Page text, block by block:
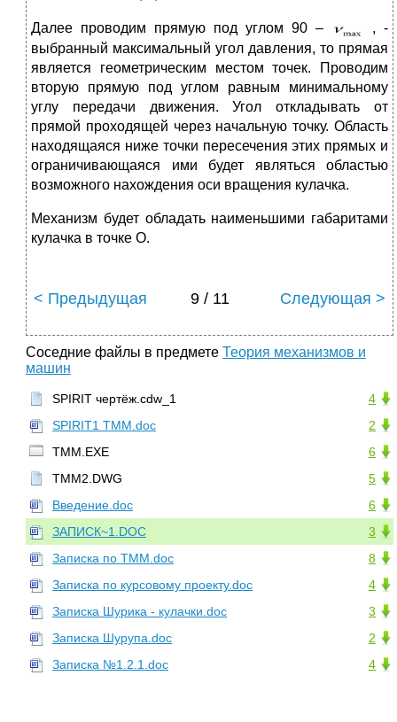
Далее проводим прямую под углом 90 –
, -
выбранный максимальный угол давления, то прямая
является геометрическим местом точек. Проводим
вторую прямую под углом равным минимальному
углу передачи движения. Угол откладывать от
прямой проходящей через начальную точку. Область
находящаяся ниже точки пересечения этих прямых и
ограничивающаяся ими будет являться областью
возможного нахождения оси вращения кулачка.
Механизм будет обладать наименьшими габаритами
кулачка в точке О.
< Предыдущая 9 / 11 Следующая >
Соседние файлы в предмете Теория механизмов и
машин
4
SPIRIT чертёж.cdw_1
2
SPIRIT1 TMM.doc
6
TMM.EXE
5
TMM2.DWG
6
Введение.doc
3
ЗАПИСК~1.DOC
8
Записка по ТММ.doc
4
Записка по курсовому проекту.doc
3
Записка Шурика - кулачки.doc
2
Записка Шурупа.doc
4
Записка №1.2.1.doc